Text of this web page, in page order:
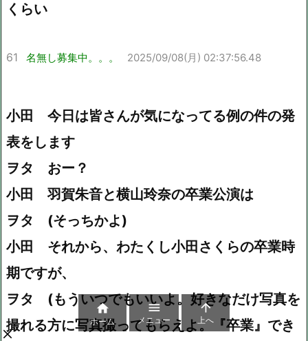
くらい
61 名無し募集中。。。 2025/09/08(月) 02:37:56.48
小田 今日は皆さんが気になってる例の件の発
表をします
ヲタ おー？
小田 羽賀朱音と横山玲奈の卒業公演は
ヲタ (そっちかよ)
小田 それから、わたくし小田さくらの卒業時
期ですが、
ヲタ (もういつでもいいよ。好きなだけ写真を
撮れる方に写真撮ってもらえよ。『卒業』でき

ホーム

メニュー

上へ